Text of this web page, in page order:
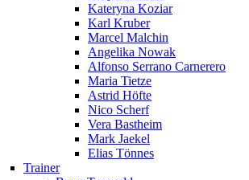
Kateryna Koziar
Karl Kruber
Marcel Malchin
Angelika Nowak
Alfonso Serrano Carnerero
Maria Tietze
Astrid Höfte
Nico Scherf
Vera Bastheim
Mark Jaekel
Elias Tönnes
Trainer